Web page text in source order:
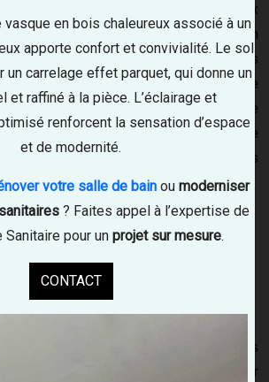
vasque en bois chaleureux associé à un
apporte confort et convivialité. Le sol
un carrelage effet parquet, qui donne un
et raffiné à la pièce. L’éclairage et
renforcent la sensation d’espace
et de modernité.
votre salle de bain ou moderniser
? Faites appel à l’expertise de
Sanitaire pour un projet sur mesure.
CONTACT
. Habitués aux
et sanitaire, nous réalisons un
des conduits afin de limiter les risques
Un conduit entretenu améliore le
de combustible et évite
suies ou de bistre. C’est aussi une
pour protéger votre foyer des risques
au monoxyde de carbone.
au
conduits de
?
fumées de combustion déposent des
Ces dépôts finissent par gêner